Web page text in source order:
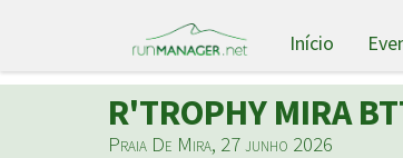
Início
R'TROPHY MIRA
Praia De Mira, 27 junho 2026